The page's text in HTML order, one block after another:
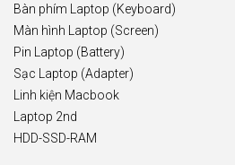
Bàn phím Laptop (Keyboard)
Màn hình Laptop (Screen)
Pin Laptop (Battery)
Sạc Laptop (Adapter)
Linh kiện Macbook
Laptop 2nd
HDD-SSD-RAM